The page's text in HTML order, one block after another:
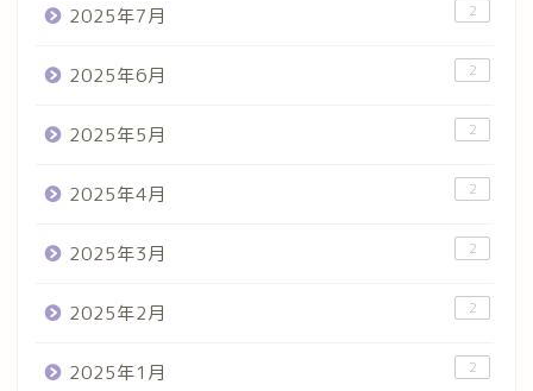
2025年7月 2
2025年6月 2
2025年5月 2
2025年4月 2
2025年3月 2
2025年2月 2
2025年1月 2